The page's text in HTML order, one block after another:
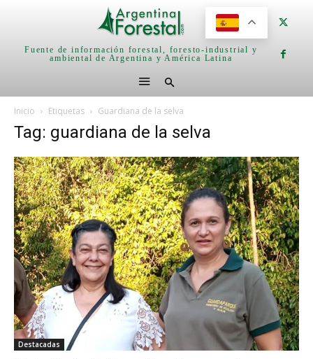
Fuente de información forestal, foresto-industrial y
ambiental de Argentina y América Latina
Inicio Etiquetas Guardiana de la selva
Tag: guardiana de la selva
Destacadas